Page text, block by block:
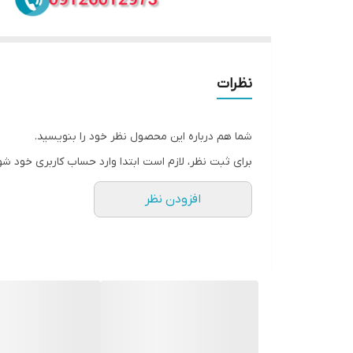
نظرات
شما هم درباره این محصول نظر خود را بنویسید.
برای ثبت نظر، لازم است ابتدا وارد حساب کاربری خود
افزودن نظر